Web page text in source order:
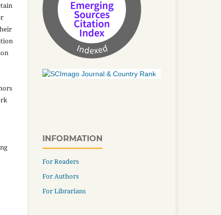
INFORMATION
For Readers
For Authors
For Librarians